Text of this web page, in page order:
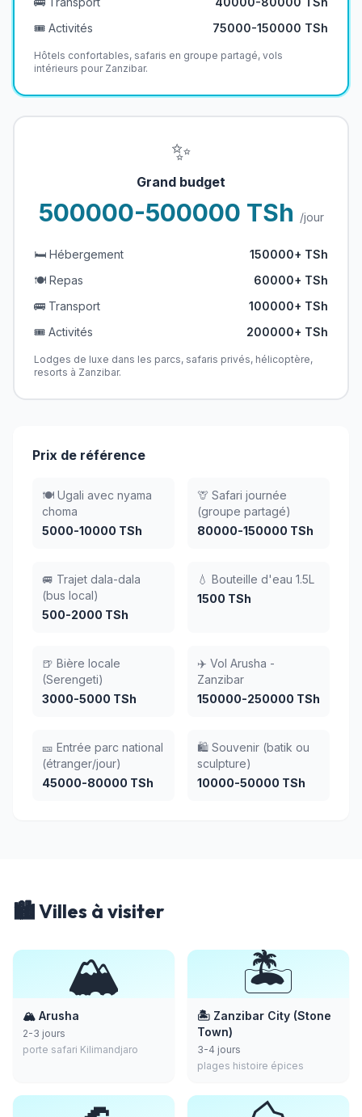
🎟️ Activités
75000-150000 TSh
Hôtels confortables, safaris en groupe partagé, vols
intérieurs pour Zanzibar.
✨
Grand budget
500000-500000 TSh /jour
🛏️ Hébergement
150000+ TSh
🍽️ Repas
60000+ TSh
🚌 Transport
100000+ TSh
🎟️ Activités
200000+ TSh
Lodges de luxe dans les parcs, safaris privés, hélicoptère,
resorts à Zanzibar.
Prix de référence
🍽️ Ugali avec nyama
choma
5000-10000 TSh
🦒 Safari journée
(groupe partagé)
80000-150000 TSh
🚐 Trajet dala-dala
(bus local)
500-2000 TSh
💧 Bouteille d'eau 1.5L
1500 TSh
🍺 Bière locale
(Serengeti)
3000-5000 TSh
✈️ Vol Arusha -
Zanzibar
150000-250000 TSh
🎫 Entrée parc national
(étranger/jour)
45000-80000 TSh
🛍️ Souvenir (batik ou
sculpture)
10000-50000 TSh
🏙️ Villes à visiter
🏔️
🏔️ Arusha
2-3 jours
porte safari Kilimandjaro
🏝️
🏝️ Zanzibar City (Stone
Town)
3-4 jours
plages histoire épices